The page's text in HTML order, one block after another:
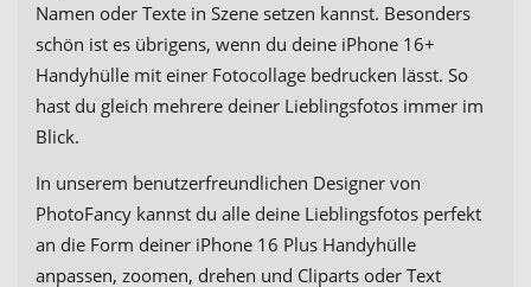
Namen oder Texte in Szene setzen kannst. Besonders
schön ist es übrigens, wenn du deine iPhone 16+
Handyhülle mit einer Fotocollage bedrucken lässt. So
hast du gleich mehrere deiner Lieblingsfotos immer im
Blick.
In unserem benutzerfreundlichen Designer von
PhotoFancy kannst du alle deine Lieblingsfotos perfekt
an die Form deiner iPhone 16 Plus Handyhülle
anpassen, zoomen, drehen und Cliparts oder Text